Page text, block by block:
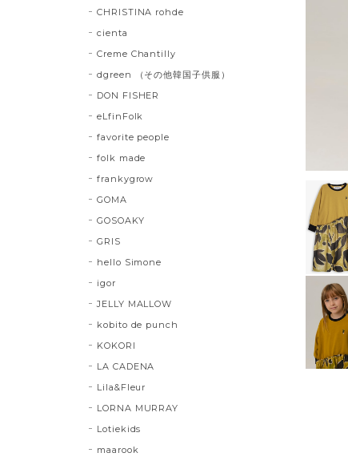
CHRISTINA rohde
cienta
Creme Chantilly
dgreen （その他韓国子供服）
DON FISHER
eLfinFolk
favorite people
folk made
frankygrow
GOMA
GOSOAKY
GRIS
hello Simone
igor
JELLY MALLOW
kobito de punch
KOKORI
LA CADENA
Lila&Fleur
LORNA MURRAY
Lotiekids
maarook